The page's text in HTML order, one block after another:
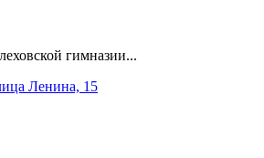
гимназии...
Ленина, 15